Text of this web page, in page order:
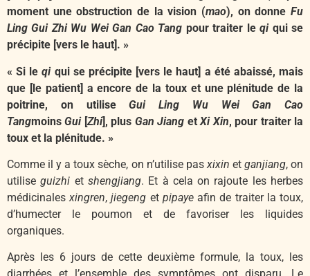
moment une obstruction de la vision (mao), on donne Fu
Ling Gui Zhi Wu Wei Gan Cao Tang pour traiter leqiqui se
précipite [vers le haut]. »
« Si leqiqui se précipite [vers le haut] a été abaissé, mais
que [le patient] a encore de la toux et une plénitude de la
poitrine, on utiliseGui Ling Wu Wei Gan Cao
TangmoinsGui[Zhi], plus Gan Jiang etXi Xin, pour traiter la
toux et la plénitude. »
Comme il y a toux sèche, on n’utilise pasxixin et ganjiang, on
utiliseguizhi et shengjiang. Et à cela on rajoute les herbes
médicinalesxingren,jiegeng et pipayeafin de traiter la toux,
d’humecter le poumon et de favoriser les liquides
organiques.
Après les 6 jours de cette deuxième formule, la toux, les